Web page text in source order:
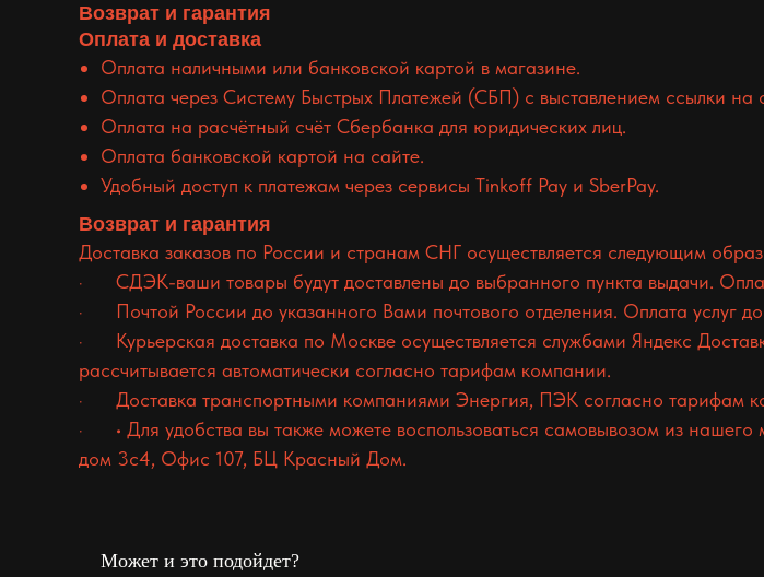
Возврат и гарантия
Оплата и доставка
Оплата наличными или банковской картой в магазине.
Оплата через Систему Быстрых Платежей (СБП) с выставлением ссылки на
Оплата на расчётный счёт Сбербанка для юридических лиц.
Оплата банковской картой на сайте.
Удобный доступ к платежам через сервисы Tinkoff Pay и SberPay.
Возврат и гарантия
Доставка заказов по России и странам СНГ осуществляется следующим
· СДЭК-ваши товары будут доставлены до выбранного пункта выдачи.
· Почтой России до указанного Вами почтового отделения. Оплата услуг
· Курьерская доставка по Москве осуществляется службами Яндекс
рассчитывается автоматически согласно тарифам компании.
· Доставка транспортными компаниями Энергия, ПЭК согласно тарифам
· • Для удобства вы также можете воспользоваться самовывозом из
дом 3с4, Офис 107, БЦ Красный Дом.
Может и это подойдет?